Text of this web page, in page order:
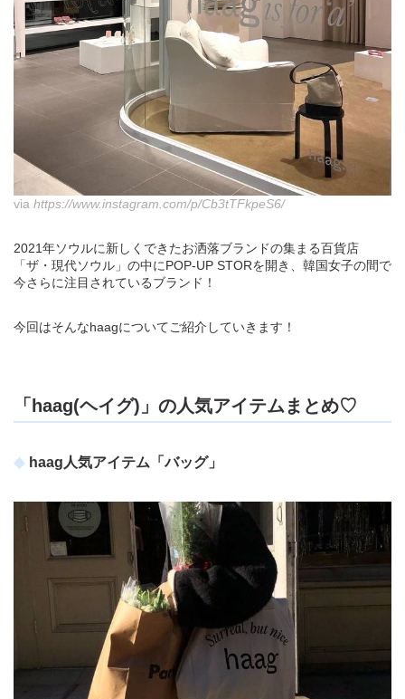
via https://www.instagram.com/p/Cb3tTFkpeS6/
2021年ソウルに新しくできたお洒落ブランドの集まる百貨店
「ザ・現代ソウル」の中にPOP-UP STORを開き、韓国女子の間で
今さらに注目されているブランド！
今回はそんなhaagについてご紹介していきます！
「haag(ヘイグ)」の人気アイテムまとめ♡
haag人気アイテム「バッグ」